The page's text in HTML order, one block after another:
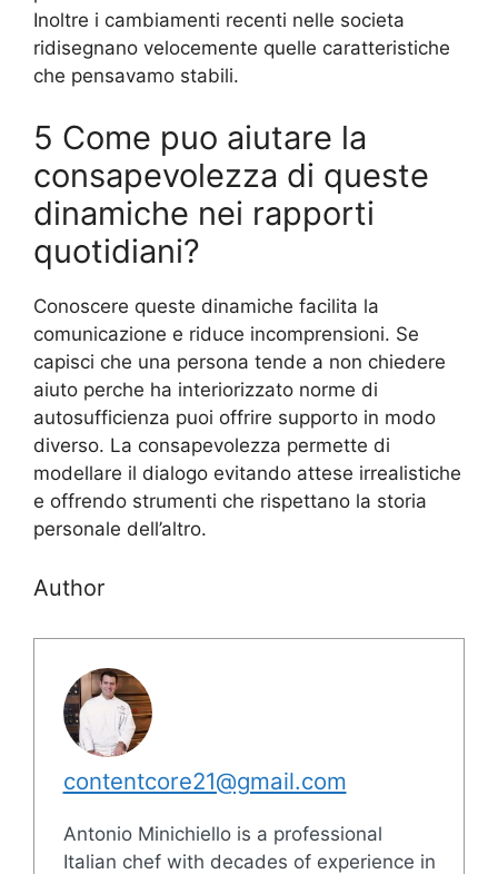
Inoltre i cambiamenti recenti nelle societa
ridisegnano velocemente quelle caratteristiche
che pensavamo stabili.
5 Come puo aiutare la
consapevolezza di queste
dinamiche nei rapporti
quotidiani?
Conoscere queste dinamiche facilita la
comunicazione e riduce incomprensioni. Se
capisci che una persona tende a non chiedere
aiuto perche ha interiorizzato norme di
autosufficienza puoi offrire supporto in modo
diverso. La consapevolezza permette di
modellare il dialogo evitando attese irrealistiche
e offrendo strumenti che rispettano la storia
personale dell’altro.
Author
contentcore21@gmail.com
Antonio Minichiello is a professional
Italian chef with decades of experience in